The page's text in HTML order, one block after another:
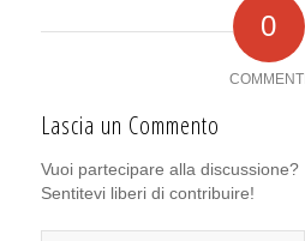
0
COMMENTI
Lascia un Commento
Vuoi partecipare alla discussione?
Sentitevi liberi di contribuire!